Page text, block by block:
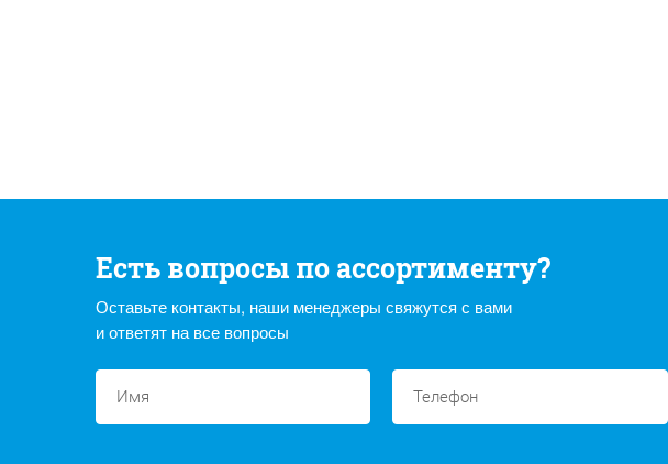
Есть вопросы по ассортименту?
Оставьте контакты, наши менеджеры свяжутся с вами
и ответят на все вопросы